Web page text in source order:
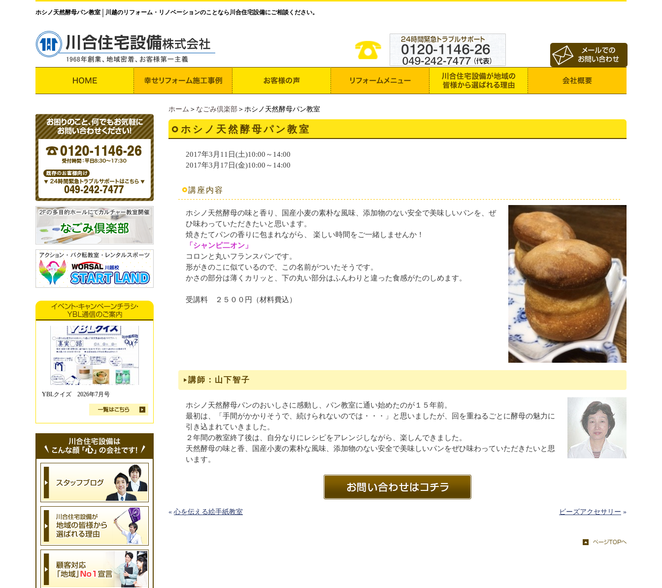
ホシノ天然酵母パン教室 川越のリフォーム・リノベーションのことなら川合住宅設備にご相談ください。
ホーム ＞ なごみ倶楽部 ＞ホシノ天然酵母パン教室
ホシノ天然酵母パン教室
2017年3月11日(土)10:00～14:00
2017年3月17日(金)10:00～14:00
講座内容
ホシノ天然酵母の味と香り、国産小麦の素朴な風味、添加物のない安全で美味しいパンを、ぜ
ひ味わっていただきたいと思います。
焼きたてパンの香りに包まれながら、 楽しい時間をご一緒しませんか！
「シャンピ二オン」
コロンと丸いフランスパンです。
形がきのこに似ているので、この名前がついたそうです。
かさの部分は薄くカリッと、下の丸い部分はふんわりと違った食感がたのしめます。
受講料 ２５００円（材料費込）
講師：山下智子
ホシノ天然酵母パンのおいしさに感動し、パン教室に通い始めたのが１５年前。
最初は、「手間がかかりそうで、続けられないのでは・・・」と思いましたが、回を重ねるごとに酵母の魅力に
引き込まれていきました。
２年間の教室終了後は、自分なりにレシピをアレンジしながら、楽しんできました。
天然酵母の味と香、国産小麦の素朴な風味、添加物のない安全で美味しいパンをぜひ味わっていただきたいと思
います。
« 心を伝える絵手紙教室 ビーズアクセサリー »
YBLクイズ 2026年7月号